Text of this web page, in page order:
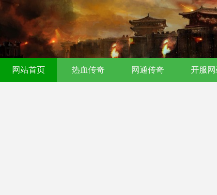
传奇发布网｜今日新开0氪传奇｜176
网站首页 热血传奇 网通传奇 开服